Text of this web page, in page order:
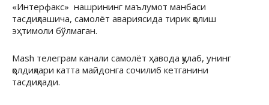
«Интерфакс» нашрининг маълумот манбаси
тасдиқлашича, самолёт авариясида тирик қолиш
эҳтимоли бўлмаган.
Mash телеграм канали самолёт ҳавода қулаб, унинг
қолдиқлари катта майдонга сочилиб кетганини
тасдиқлади.